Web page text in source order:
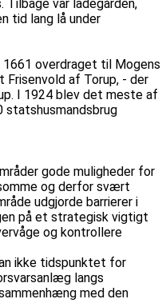
Tilbage var ladegården,
tid lang lå under
overdraget til Mogens
Frisenvold af Torup, - der
I 1924 blev det meste af
gode muligheder for
og derfor svært
udgjorde barrierer i
på et strategisk vigtigt
og kontrollere
ikke tidspunktet for
langs
med den